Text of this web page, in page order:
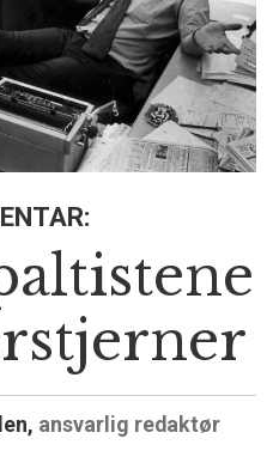
ansvarlig redaktør